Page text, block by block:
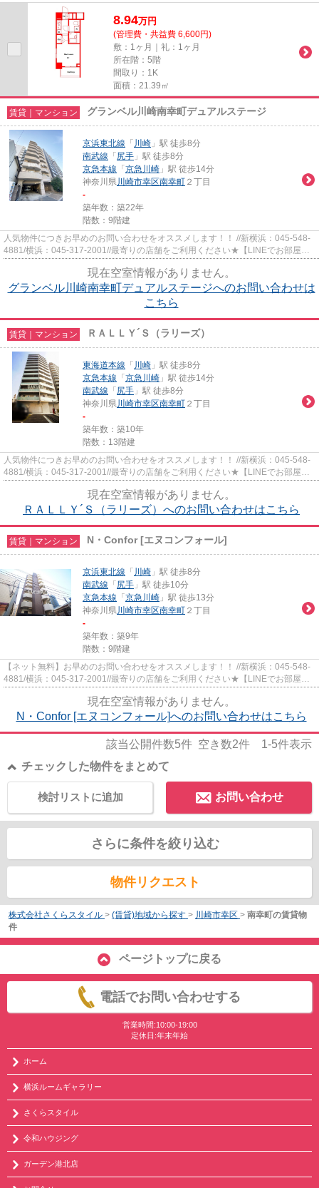
し】【初期費用分割払い】【19...
8.94万円
(管理費・共益費 6,600円)
敷：1ヶ月｜礼：1ヶ月
所在階：5階
間取り：1K
面積：21.39㎡
賃貸｜マンション グランベル川崎南幸町デュアルステージ
京浜東北線 「 川崎 」駅 徒歩8分
南武線 「 尻手 」駅 徒歩8分
京急本線 「 京急川崎 」駅 徒歩14分
神奈川県川崎市幸区南幸町 ２丁目
-
築年数：築22年
階数：9階建
人気物件につきお早めのお問い合わせをオススメします！！ //新横浜：045-548-
4881/横浜：045-317-2001//最寄りの店舗をご利用ください★【LINEでお部屋探
現在空室情報がありません。
グランベル川崎南幸町デュアルステージへのお問い合わせは
こちら
賃貸｜マンション ＲＡＬＬＹ´Ｓ（ラリーズ）
東海道本線 「 川崎 」駅 徒歩8分
京急本線 「 京急川崎 」駅 徒歩14分
南武線 「 尻手 」駅 徒歩8分
神奈川県川崎市幸区南幸町 ２丁目
-
築年数：築10年
階数：13階建
人気物件につきお早めのお問い合わせをオススメします！！ //新横浜：045-548-
4881/横浜：045-317-2001//最寄りの店舗をご利用ください★【LINEでお部屋探
現在空室情報がありません。
ＲＡＬＬＹ´Ｓ（ラリーズ）へのお問い合わせはこちら
賃貸｜マンション N・Confor [エヌコンフォール]
京浜東北線 「 川崎 」駅 徒歩8分
南武線 「 尻手 」駅 徒歩10分
京急本線 「 京急川崎 」駅 徒歩13分
神奈川県川崎市幸区南幸町 ２丁目
-
築年数：築9年
階数：9階建
【ネット無料】お早めのお問い合わせをオススメします！！ //新横浜：045-548-
4881/横浜：045-317-2001//最寄りの店舗をご利用ください★【LINEでお部屋探
現在空室情報がありません。
N・Confor [エヌコンフォール]へのお問い合わせはこちら
該当公開件数5件 空き数2件 1-5件表示
チェックした物件をまとめて
お問い合わせ
検討リストに追加
さらに条件を絞り込む
物件リクエスト
株式会社さくらスタイル > (賃貸)地域から探す > 川崎市幸区 > 南幸町の賃貸物
件
ページトップに戻る
電話でお問い合わせする
営業時間:10:00-19:00
定休日:年末年始
ホーム
横浜ルームギャラリー
さくらスタイル
令和ハウジング
ガーデン港北店